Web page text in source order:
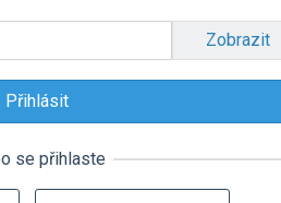
Zobrazit
se přihlaste